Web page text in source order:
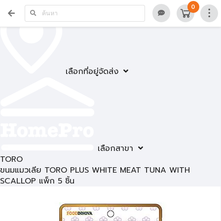
เลือกที่อยู่จัดส่ง
เลือกสาขา
0
TORO
ขนมแมวเลีย TORO PLUS WHITE MEAT TUNA WITH
SCALLOP แพ็ก 5 ชิ้น